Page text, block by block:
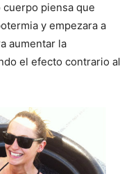
piensa que
y empezara a
aumentar la
el efecto contrario al